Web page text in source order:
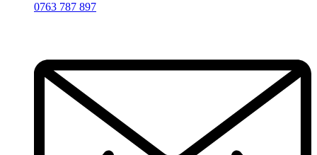
0763 787 897